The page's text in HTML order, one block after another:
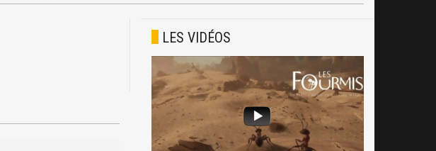
LES VIDÉOS